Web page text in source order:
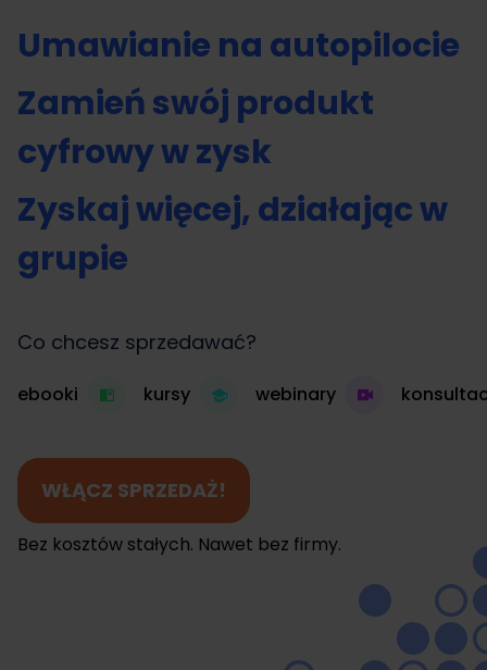
Umawianie na autopilocie
Zamień swój produkt
cyfrowy w zysk
Zyskaj więcej, działając w
grupie
Co chcesz sprzedawać?
ebooki kursy webinary
WŁĄCZ SPRZEDAŻ!
Bez kosztów stałych. Nawet bez firmy.